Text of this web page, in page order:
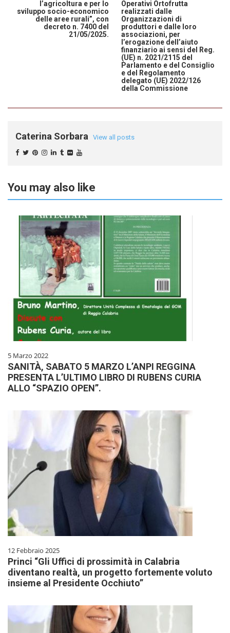
l’agricoltura e per lo
sviluppo socio-economico
delle aree rurali”, con
decreto n. 7400 del
21/05/2025.
Operativi Ortofrutta
realizzati dalle
Organizzazioni di
produttori e dalle loro
associazioni, per
l’erogazione dell’aiuto
finanziario ai sensi del Reg.
(UE) n. 2021/2115 del
Parlamento e del Consiglio
e del Regolamento
delegato (UE) 2022/126
della Commissione
Caterina Sorbara View all posts
You may also like
5 Marzo 2022
SANITÀ, SABATO 5 MARZO L’ANPI REGGINA
PRESENTA L’ULTIMO LIBRO DI RUBENS CURIA
ALLO “SPAZIO OPEN”.
12 Febbraio 2025
Princi “Gli Uffici di prossimità in Calabria
diventano realtà, un progetto fortemente voluto
insieme al Presidente Occhiuto”